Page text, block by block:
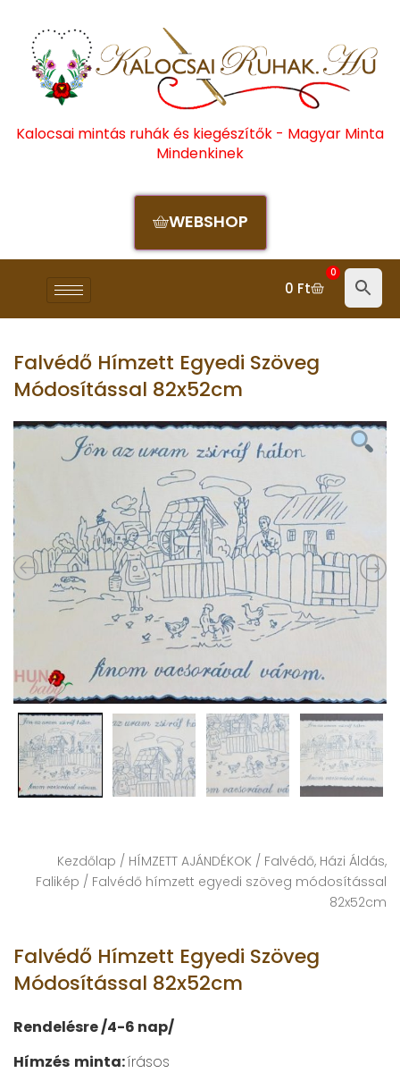
Kalocsai mintás ruhák és kiegészítők - Magyar Minta
Mindenkinek
WEBSHOP
0 Ft
0
Falvédő Hímzett Egyedi Szöveg
Módosítással 82x52cm
Kezdőlap / HÍMZETT AJÁNDÉKOK / Falvédő, Házi Áldás,
Falikép / Falvédő hímzett egyedi szöveg módosítással
82x52cm
Falvédő Hímzett Egyedi Szöveg
Módosítással 82x52cm
Rendelésre /4-6 nap/
Hímzés minta:írásos